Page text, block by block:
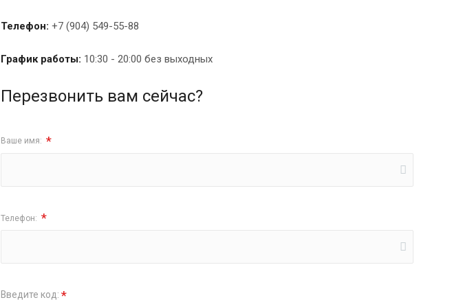
Телефон: +7 (904) 549-55-88
График работы: 10:30 - 20:00 без выходных
Перезвонить вам сейчас?
Ваше имя: *
Телефон: *
Введите код: *